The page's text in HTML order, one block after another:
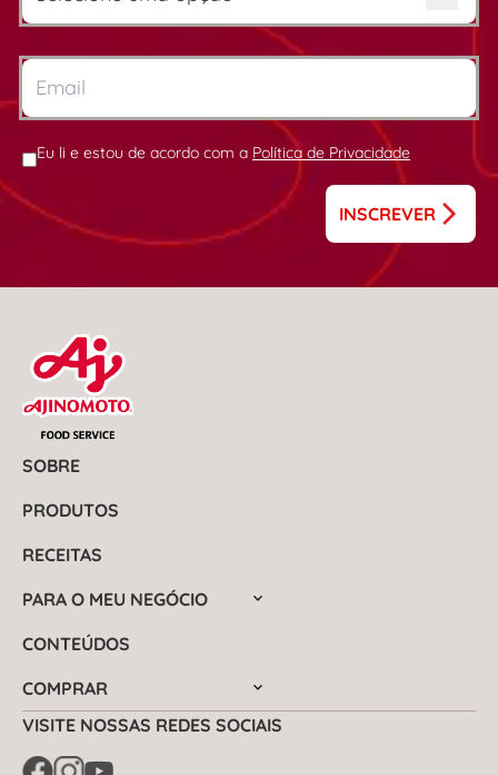
Eu li e estou de acordo com a Política de Privacidade
INSCREVER
SOBRE
PRODUTOS
RECEITAS
PARA O MEU NEGÓCIO
CONTEÚDOS
COMPRAR
VISITE NOSSAS REDES SOCIAIS